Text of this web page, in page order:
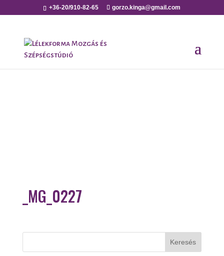
+36-20/910-82-65 gorzo.kinga@gmail.com
_MG_0227